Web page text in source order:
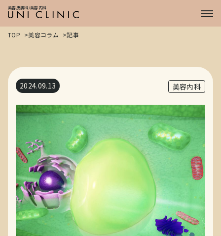
美容皮膚科/美容内科
症例
CASE
プライス
PRICE
TOP 美容コラム 記事
2024.09.13 美容内科